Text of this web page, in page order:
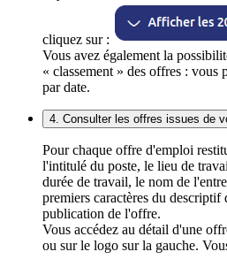
cliquez sur :
Vous avez également la
« classement » des offres : vous
par date.
4. Consulter les offres issues de
Pour chaque offre d'emploi
l'intitulé du poste, le lieu de
durée de travail, le nom de
premiers caractères du descriptif
publication de l'offre.
Vous accédez au détail d'une
ou sur le logo sur la gauche.